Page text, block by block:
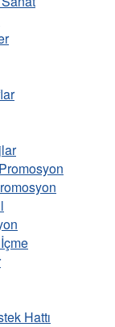
Hattı